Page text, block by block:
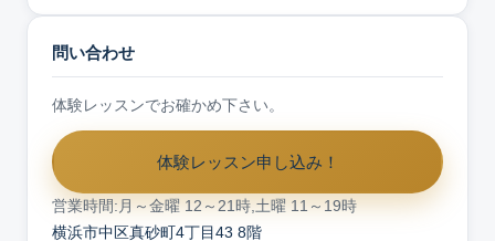
問い合わせ
体験レッスンでお確かめ下さい。
体験レッスン申し込み！
営業時間:月～金曜 12～21時,土曜 11～19時
横浜市中区真砂町4丁目43 8階